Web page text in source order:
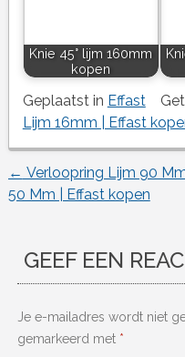
Knie 45° lijm 160mm
kopen
Geplaatst in Effast
Lijm 16mm | Effast
← Verloopring Lijm 90
50 Mm | Effast kopen
GEEF EEN
Je e-mailadres wordt niet
gemarkeerd met *